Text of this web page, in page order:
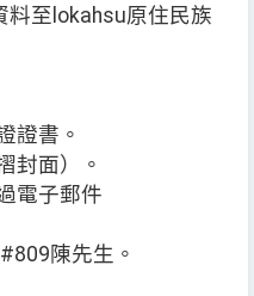
料至lokahsu原住民族
證書。
封面）。
電子郵件
陳先生。